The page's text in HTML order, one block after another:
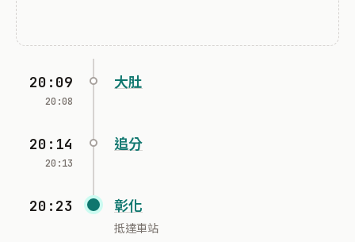
20:09
20:08
大肚
20:14
20:13
追分
20:23 彰化
抵達車站